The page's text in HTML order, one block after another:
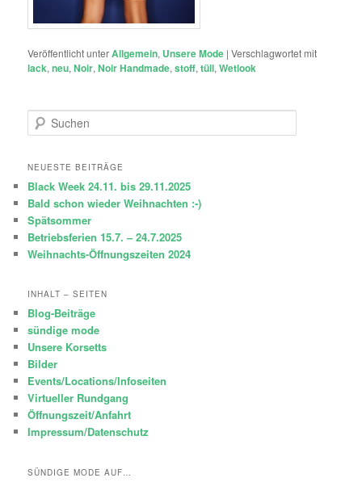
Veröffentlicht unterAllgemein, Unsere Mode |Verschlagwortet mit
lack,neu,Noir,Noir Handmade,stoff,tüll,Wetlook
u
h
n
NEUESTE BEITRÄGE
Black Week 24.11. bis 29.11.2025
Bald schon wieder Weihnachten :-)
Spätsommer
Betriebsferien 15.7. – 24.7.2025
Weihnachts-Öffnungszeiten 2024
INHALT – SEITEN
Blog-Beiträge
sündige mode
Unsere Korsetts
Bilder
Events/Locations/Infoseiten
Virtueller Rundgang
Öffnungszeit/Anfahrt
Impressum/Datenschutz
SÜNDIGE MODE AUF…